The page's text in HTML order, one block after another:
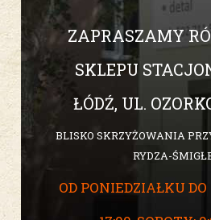
ZAPRASZAMY
SKLEPU
ŁÓDŹ, UL.
BLISKO SKRZYŻOWANIA
RYDZA-
OD PONIEDZIAŁKU